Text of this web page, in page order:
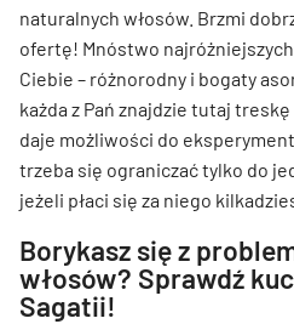
naturalnych włosów. Brzmi
ofertę! Mnóstwo
Ciebie – różnorodny i bogaty
każda z Pań znajdzie tutaj
daje możliwości do
trzeba się ograniczać tylko do
jeżeli płaci się za niego
Borykasz się z
włosów? Sprawdź
Sagatii!